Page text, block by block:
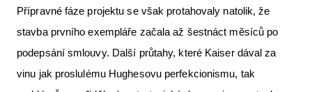
Přípravné fáze projektu se však protahovaly natolik, že
stavba prvního exempláře začala až šestnáct měsíců po
podepsání smlouvy. Další průtahy, které Kaiser dával za
vinu jak proslulému Hughesovu perfekcionismu, tak